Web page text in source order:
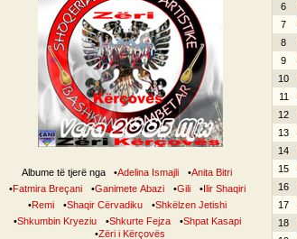
Albume të tjerë nga •Adelina Ismajli •Anita Bitri
•Fatmira Breçani •Ganimete Abazi •Gili •Ilir Shaqiri
•Remi •Shaqir Cërvadiku •Shkëlzen Jetishi
•Shkumbin Kryeziu •Shkurte Fejza •Shpat Kasapi
•Zëri i Kërçovës
6
7
8
9
10
11
12
13
14
15
16
17
18